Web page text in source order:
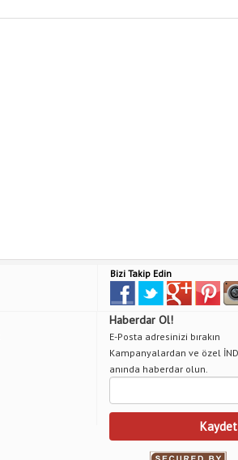
Bizi Takip Edin
Haberdar Ol!
E-Posta adresinizi bırakın
Kampanyalardan ve özel
anında haberdar olun.
Kaydet